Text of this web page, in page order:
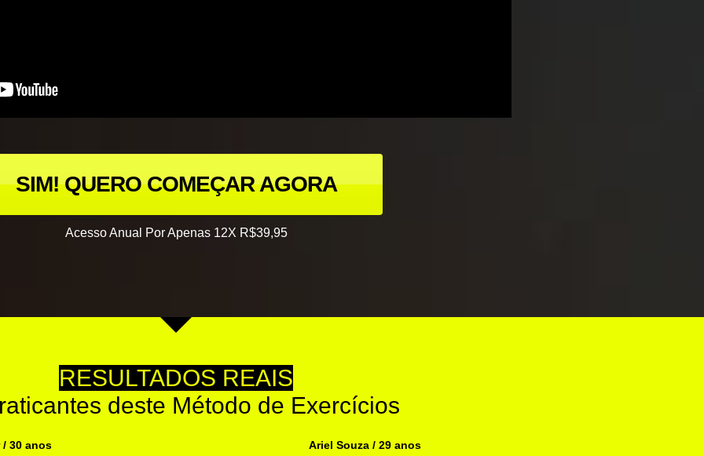
SIM! QUERO COMEÇAR AGORA
Acesso Anual Por Apenas 12X R$39,95
RESULTADOS REAIS
deste Método de Exercícios
/ 30 anos Ariel Souza / 29 anos